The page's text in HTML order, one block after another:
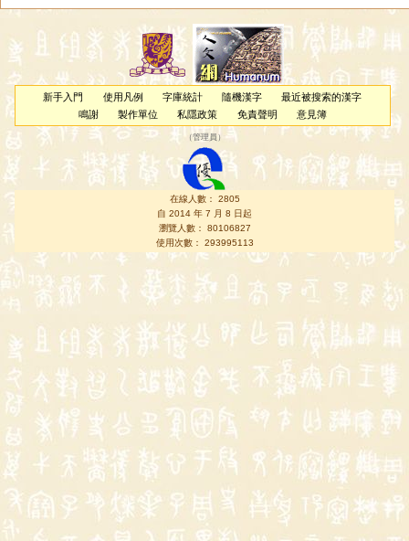
新手入門 使用凡例 字庫統計 隨機漢字
最近被搜索的漢字
鳴謝
製作單位 私隱政策 免責聲明 意見簿
（管理員 ）
在線人數： 2805
自 2014 年 7 月 8 日起
瀏覽人數： 80106827
使用次數： 293995113